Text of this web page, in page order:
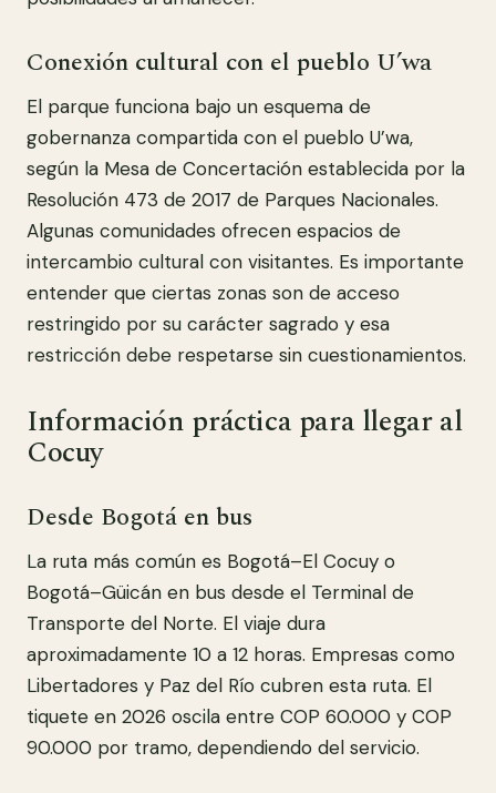
Conexión cultural con el pueblo U’wa
El parque funciona bajo un esquema de
gobernanza compartida con el pueblo U’wa,
según la Mesa de Concertación establecida por la
Resolución 473 de 2017 de Parques Nacionales.
Algunas comunidades ofrecen espacios de
intercambio cultural con visitantes. Es importante
entender que ciertas zonas son de acceso
restringido por su carácter sagrado y esa
restricción debe respetarse sin cuestionamientos.
Información práctica para llegar al
Cocuy
Desde Bogotá en bus
La ruta más común es Bogotá–El Cocuy o
Bogotá–Güicán en bus desde el Terminal de
Transporte del Norte. El viaje dura
aproximadamente 10 a 12 horas. Empresas como
Libertadores y Paz del Río cubren esta ruta. El
tiquete en 2026 oscila entre COP 60.000 y COP
90.000 por tramo, dependiendo del servicio.